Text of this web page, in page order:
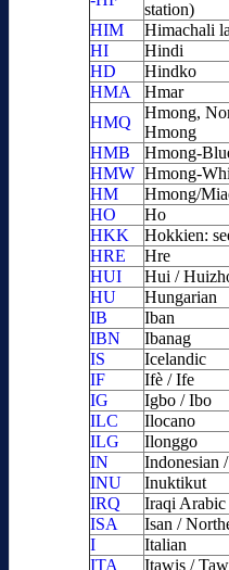
station)
HIM
Himachali
HI
Hindi
HD
Hindko
HMA
Hmar
HMQ
Hmong,
Hmong
HMB
Hmong-
HMW Hmong-
HM
Hmong/
HO
Ho
HKK
Hokkien:
HRE
Hre
HUI
Hui /
HU
Hungarian
IB
Iban
IBN
Ibanag
IS
Icelandic
IF
Ifè / Ife
IG
Igbo / Ibo
ILC
Ilocano
ILG
Ilonggo
IN
Indonesian
INU
Inuktikut
IRQ
Iraqi Arabic
ISA
Isan /
I
Italian
ITA
Itawis /